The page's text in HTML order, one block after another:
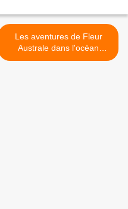
Les aventures de Fleur
Australe dans l'océan
Indien dans "Reportages